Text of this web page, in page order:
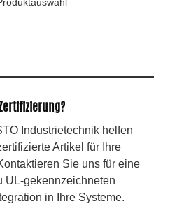
Industrietechnik helfen
Artikel für Ihre
Sie uns für eine
UL-gekennzeichneten
in Ihre Systeme.